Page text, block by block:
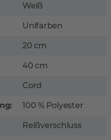
Weiß
Unifarben
20 cm
40 cm
Cord
100 % Polyester
Reißverschluss